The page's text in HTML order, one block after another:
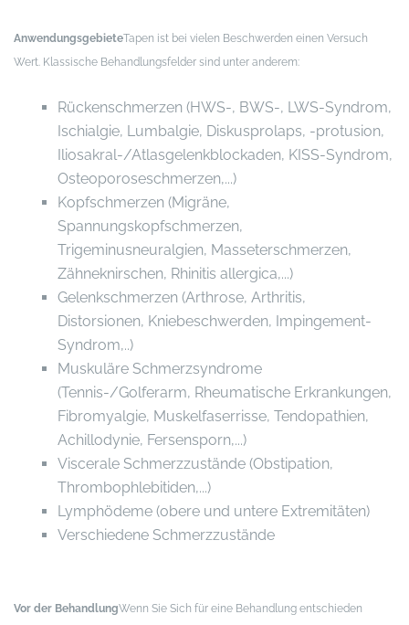
AnwendungsgebieteTapen ist bei vielen Beschwerden einen Versuch
Wert. Klassische Behandlungsfelder sind unter anderem:
Rückenschmerzen (HWS-, BWS-, LWS-Syndrom,
Ischialgie, Lumbalgie, Diskusprolaps, -protusion,
Iliosakral-/Atlasgelenkblockaden, KISS-Syndrom,
Osteoporoseschmerzen,...)
Kopfschmerzen (Migräne,
Spannungskopfschmerzen,
Trigeminusneuralgien, Masseterschmerzen,
Zähneknirschen, Rhinitis allergica,...)
Gelenkschmerzen (Arthrose, Arthritis,
Distorsionen, Kniebeschwerden, Impingement-
Syndrom,..)
Muskuläre Schmerzsyndrome
(Tennis-/Golferarm, Rheumatische Erkrankungen,
Fibromyalgie, Muskelfaserrisse, Tendopathien,
Achillodynie, Fersensporn,...)
Viscerale Schmerzzustände (Obstipation,
Thrombophlebitiden,...)
Lymphödeme (obere und untere Extremitäten)
Verschiedene Schmerzzustände
Vor der BehandlungWenn Sie Sich für eine Behandlung entschieden